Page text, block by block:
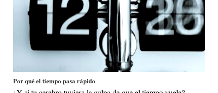
Por qué el tiempo pasa rápido